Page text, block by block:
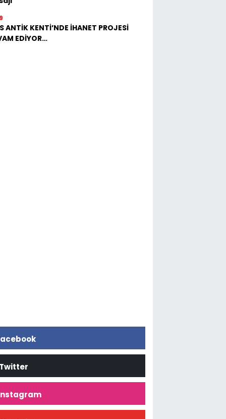
ANTİK KENTİ’NDE İHANET PROJESİ
EDİYOR…
Twitter